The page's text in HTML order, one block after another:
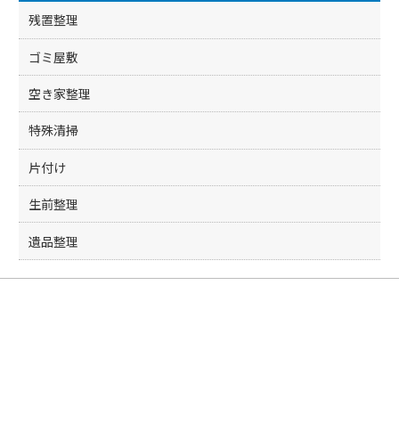
残置整理
ゴミ屋敷
空き家整理
特殊清掃
片付け
生前整理
遺品整理